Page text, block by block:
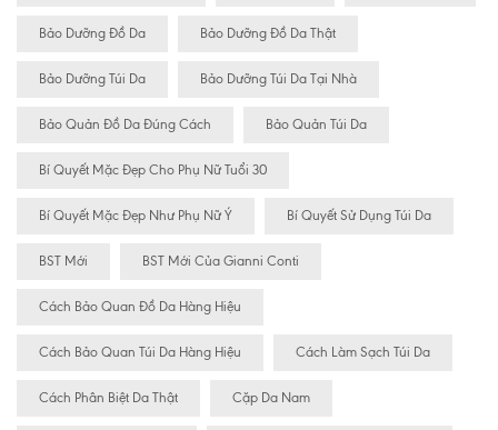
Bảo Dưỡng Đồ Da Bảo Dưỡng Đồ Da Thật
Bảo Dưỡng Túi Da Bảo Dưỡng Túi Da Tại Nhà
Bảo Quản Đồ Da Đúng Cách Bảo Quản Túi Da
Bí Quyết Mặc Đẹp Cho Phụ Nữ Tuổi 30
Bí Quyết Mặc Đẹp Như Phụ Nữ Ý Bí Quyết Sử Dụng Túi Da
BST Mới BST Mới Của Gianni Conti
Cách Bảo Quan Đồ Da Hàng Hiệu
Cách Bảo Quan Túi Da Hàng Hiệu Cách Làm Sạch Túi Da
Cách Phân Biệt Da Thật Cặp Da Nam